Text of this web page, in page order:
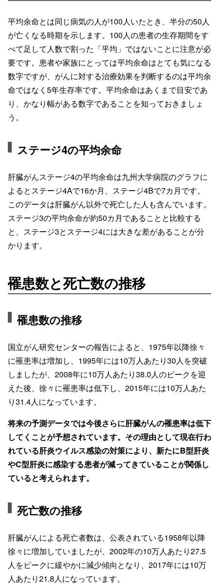
平均余命とは同じ病気の人が100人いたとき、半分の50人
が亡くなる時期を示します。100人の患者の生存期間をす
べて足して人数で割った「平均」ではないことに注意が必
要です。患者や家族にとっては平均余命はとても気になる
数字ですが、がんに対する治療効果を判断するのは平均余
命ではなく5年生存率です。平均余命はあくまで目安であ
り、かなり幅がある数字であることを知っておきましょ
う。
ステージ4の平均余命
肝臓がんステージ4の平均余命は九州大学病院のグラフに
よるとステージ4Aで16か月、ステージ4Bで7カ月です。
このデータは肝臓がん以外で死亡した人も含んでいます。
ステージ3の平均余命が約50カ月であることと比較する
と、ステージ3とステージ4には大きな差があることが分
かります。
罹患数と死亡数の推移
罹患数の推移
国立がん研究センターの報告によると、1975年以降徐々
に罹患率は増加し、1995年には10万人あたり30人を突破
しましたが、2008年に10万人あたり38.0人のピークを迎
えた後、徐々に罹患率は低下し、2015年には10万人あた
り31.4人になっています。
将来の予測データでは今後さらに肝臓がんの罹患率は低下
してくことが予想されています。その理由として現在行わ
れている肝炎ウイルス感染の対策により、新たにB型肝炎
やC型肝炎に感染する患者が減ってきていることが関係し
ていると考えられます。
死亡数の推移
肝臓がんによる死亡者数は、公表されている1958年以降
徐々に増加していましたが、2002年の10万人あたり27.5
人をピークに緩やかに減少傾向となり、2017年には10万
人あたり21.8人になっています。